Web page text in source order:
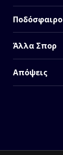
Ποδόσφαιρο
Άλλα Σπορ
Απόψεις